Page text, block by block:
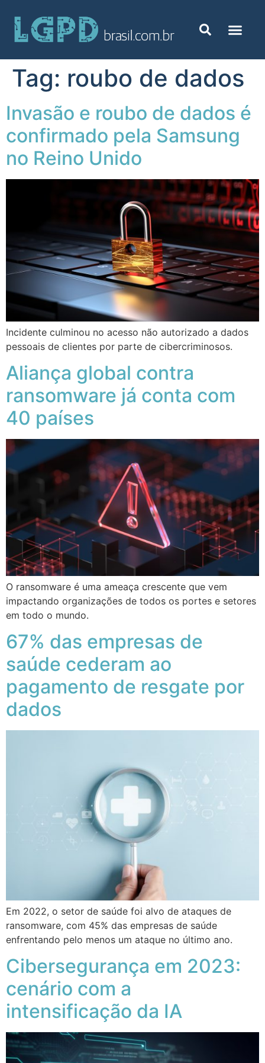
Tag: roubo de dados
Invasão e roubo de dados é
confirmado pela Samsung
no Reino Unido
Incidente culminou no acesso não autorizado a dados
pessoais de clientes por parte de cibercriminosos.
Aliança global contra
ransomware já conta com
40 países
O ransomware é uma ameaça crescente que vem
impactando organizações de todos os portes e setores
em todo o mundo.
67% das empresas de
saúde cederam ao
pagamento de resgate por
dados
Em 2022, o setor de saúde foi alvo de ataques de
ransomware, com 45% das empresas de saúde
enfrentando pelo menos um ataque no último ano.
Cibersegurança em 2023:
cenário com a
intensificação da IA